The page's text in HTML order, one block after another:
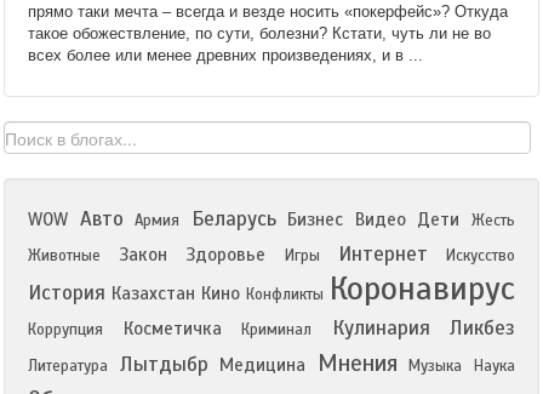
прямо таки мечта – всегда и везде носить «покерфейс»? Откуда
такое обожествление, по сути, болезни? Кстати, чуть ли не во
всех более или менее древних произведениях, и в ...
WOW Авто Армия Беларусь Бизнес Видео Дети
Жесть
Животные
Закон Здоровье Игры Интернет Искусство
История Казахстан Кино Конфликты Коронавирус
Коррупция Косметичка Криминал Кулинария Ликбез
Литература Лытдыбр Медицина Мнения Музыка Наука